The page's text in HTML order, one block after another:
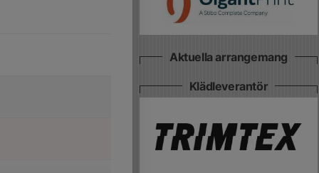
Aktuella arrangemang
Klädleverantör